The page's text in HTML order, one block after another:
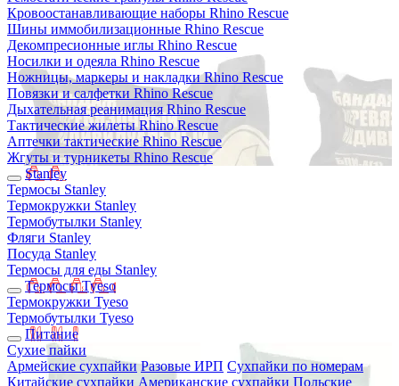
Кровоостанавливающие наборы Rhino Rescue
Шины иммобилизационные Rhino Rescue
Декомпресионные иглы Rhino Rescue
Носилки и одеяла Rhino Rescue
Ножницы, маркеры и накладки Rhino Rescue
Повязки и салфетки Rhino Rescue
Дыхательная реанимация Rhino Rescue
Тактические жилеты Rhino Rescue
Аптечки тактические Rhino Rescue
Жгуты и турникеты Rhino Rescue
Stanley
Термосы Stanley
Термокружки Stanley
Термобутылки Stanley
Фляги Stanley
Посуда Stanley
Термосы для еды Stanley
Термосы Tyeso
Термокружки Tyeso
Термобутылки Tyeso
Питание
Сухие пайки
Армейские сухпайки Разовые ИРП Сухпайки по номерам
Китайские сухпайки Американские сухпайки Польские